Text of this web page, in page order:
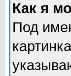
Как я
Под